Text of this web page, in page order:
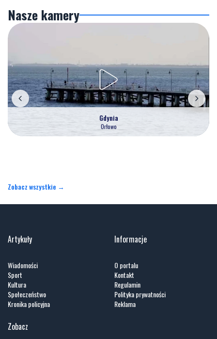
Nasze kamery
Gdynia
Orłowo
Zobacz wszystkie →
Artykuły
Wiadomości
Sport
Kultura
Społeczeństwo
Kronika policyjna
Informacje
O portalu
Kontakt
Regulamin
Polityka prywatności
Reklama
Zobacz